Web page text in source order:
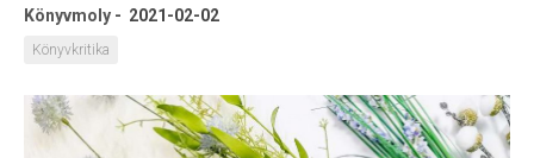
Könyvmoly - 2021-02-02
Könyvkritika